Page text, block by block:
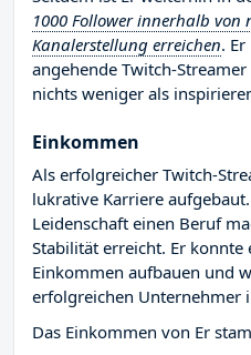
1000 Follower innerhalb
Kanalerstellung erreichen.
angehende Twitch-
nichts weniger als
Einkommen
Als erfolgreicher Twitch-
lukrative Karriere
Leidenschaft einen Beruf
Stabilität erreicht. Er konnte
Einkommen aufbauen und
erfolgreichen Unternehmer
Das Einkommen von Er